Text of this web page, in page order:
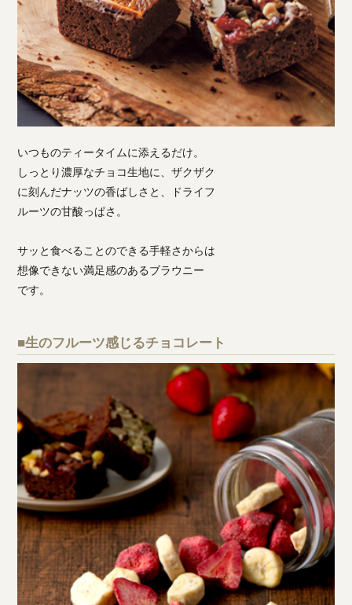
いつものティータイムに添えるだけ。
しっとり濃厚なチョコ生地に、ザクザク
に刻んだナッツの香ばしさと、ドライフ
ルーツの甘酸っぱさ。
サッと食べることのできる手軽さからは
想像できない満足感のあるブラウニー
です。
■生のフルーツ感じるチョコレート